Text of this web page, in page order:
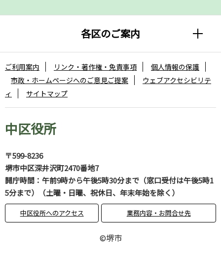
各区のご案内
中区役所
〒599-8236
堺市中区深井沢町2470番地7
開庁時間：午前9時から午後5時30分まで（窓口受付は午後5時1
5分まで）（土曜・日曜、祝休日、年末年始を除く）
中区役所へのアクセス 業務内容・お問合せ先
ご利用案内 リンク・著作権・免責事項
個人情報の保護
市政・ホームページへのご意見ご提案
ウェブアクセシビリテ
ィ
サイトマップ
©堺市